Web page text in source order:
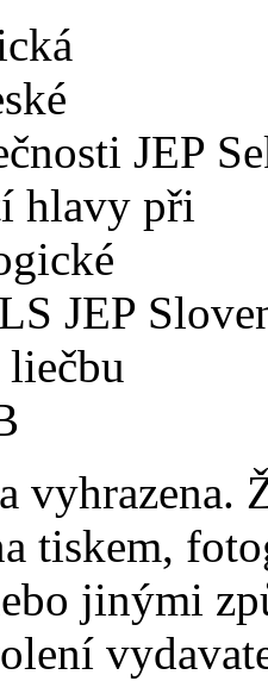
JEP
hlavy při
JEP
liečbu
vyhrazena.
tiskem,
jinými